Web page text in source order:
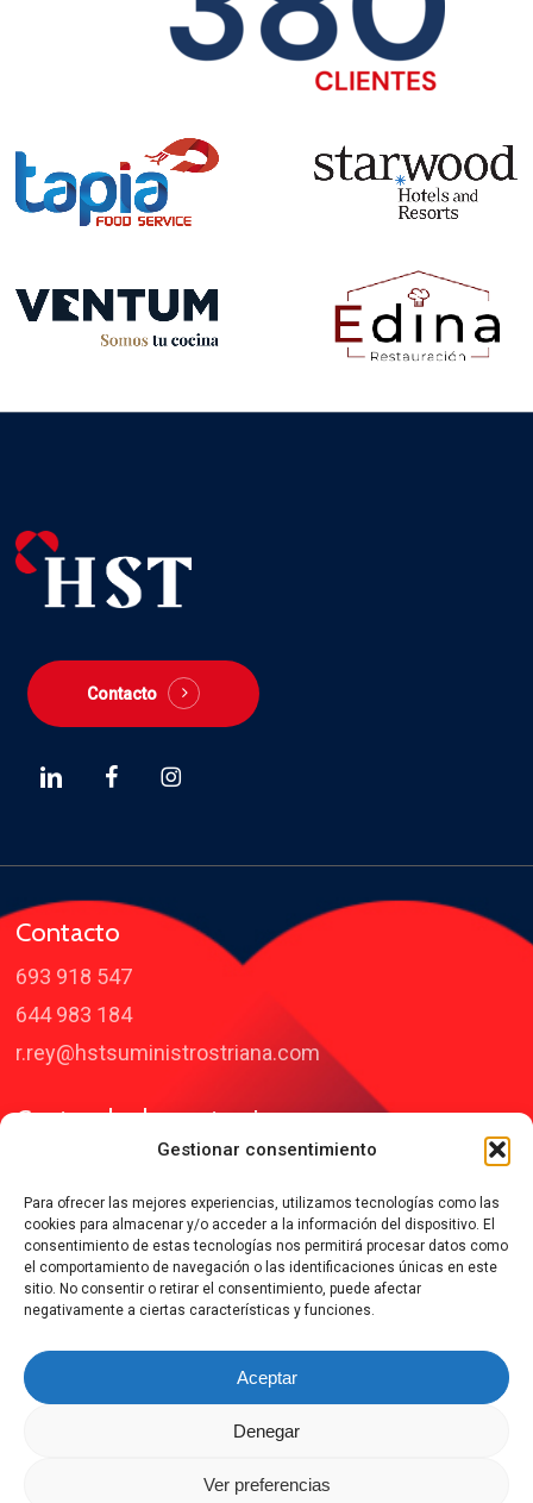
Gestionar consentimiento
Para ofrecer las mejores experiencias, utilizamos tecnologías como las
cookies para almacenar y/o acceder a la información del dispositivo. El
consentimiento de estas tecnologías nos permitirá procesar datos como
el comportamiento de navegación o las identificaciones únicas en este
sitio. No consentir o retirar el consentimiento, puede afectar
negativamente a ciertas características y funciones.
Aceptar
Denegar
Ver preferencias
Contacto
Contacto
693 918 547
644 983 184
r.rey@hstsuministrostriana.com
Centro de demostraciones
C/Traviesa, nº18 – 41015 Sevilla
Últimas noticias
Noticia 2